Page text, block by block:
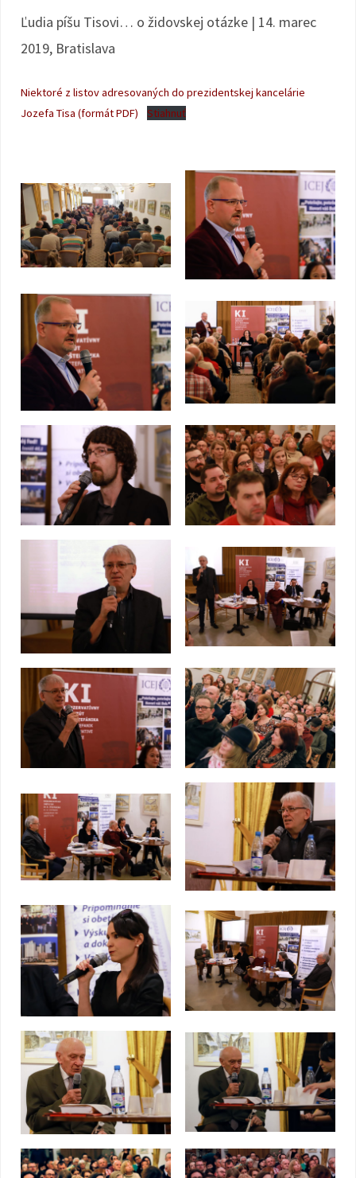
Ľudia píšu Tisovi… o židovskej otázke | 14. marec
2019, Bratislava
Niektoré z listov adresovaných do prezidentskej kancelárie
Jozefa Tisa (formát PDF)
Stiahnuť